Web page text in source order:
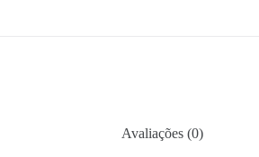
Avaliações (0)